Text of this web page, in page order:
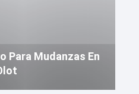
Para Mudanzas En